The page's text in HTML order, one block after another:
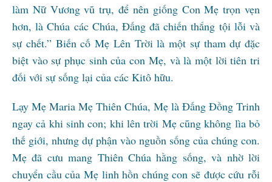
làm Nữ Vương vũ trụ, để nên giống Con Mẹ trọn vẹn
hơn, là Chúa các Chúa, Đấng đã chiến thắng tội lỗi và
sự chết.” Biến cố Mẹ Lên Trời là một sự tham dự đặc
biệt vào sự phục sinh của con Mẹ, và là một lời tiên tri
đối với sự sống lại của các Kitô hữu.
Lạy Mẹ Maria Mẹ Thiên Chúa, Mẹ là Đấng Đồng Trinh
ngay cả khi sinh con; khi lên trời Mẹ cũng không lìa bỏ
thế giới, nhưng dự phận vào nguồn sống của chúng con.
Mẹ đã cưu mang Thiên Chúa hằng sống, và nhờ lời
chuyển cầu của Mẹ linh hồn chúng con sẽ được cứu rỗi